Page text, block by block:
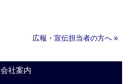
広報・宣伝担当者の方へ »
会社案内